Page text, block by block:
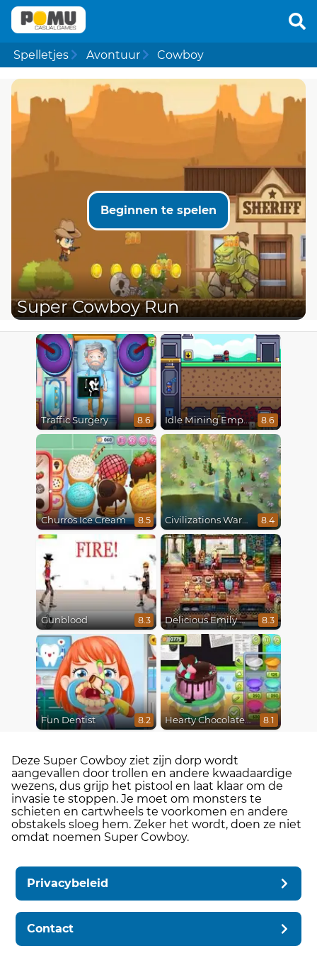
Spelletjes Avontuur Cowboy
Beginnen te spelen
Super Cowboy Run
Traffic Surgery 8.6 Idle Mining Empire 8.6
Churros Ice Cream 8.5 Civilizations Wars Master Edition 8.4
Gunblood 8.3 Delicious Emily New Beginning 8.3
Fun Dentist 8.2 Hearty Chocolate Cake 8.1
Deze Super Cowboy ziet zijn dorp wordt
aangevallen door trollen en andere kwaadaardige
wezens, dus grijp het pistool en laat klaar om de
invasie te stoppen. Je moet om monsters te
schieten en cartwheels te voorkomen en andere
obstakels sloeg hem. Zeker het wordt, doen ze niet
omdat noemen Super Cowboy.
Privacybeleid
Contact